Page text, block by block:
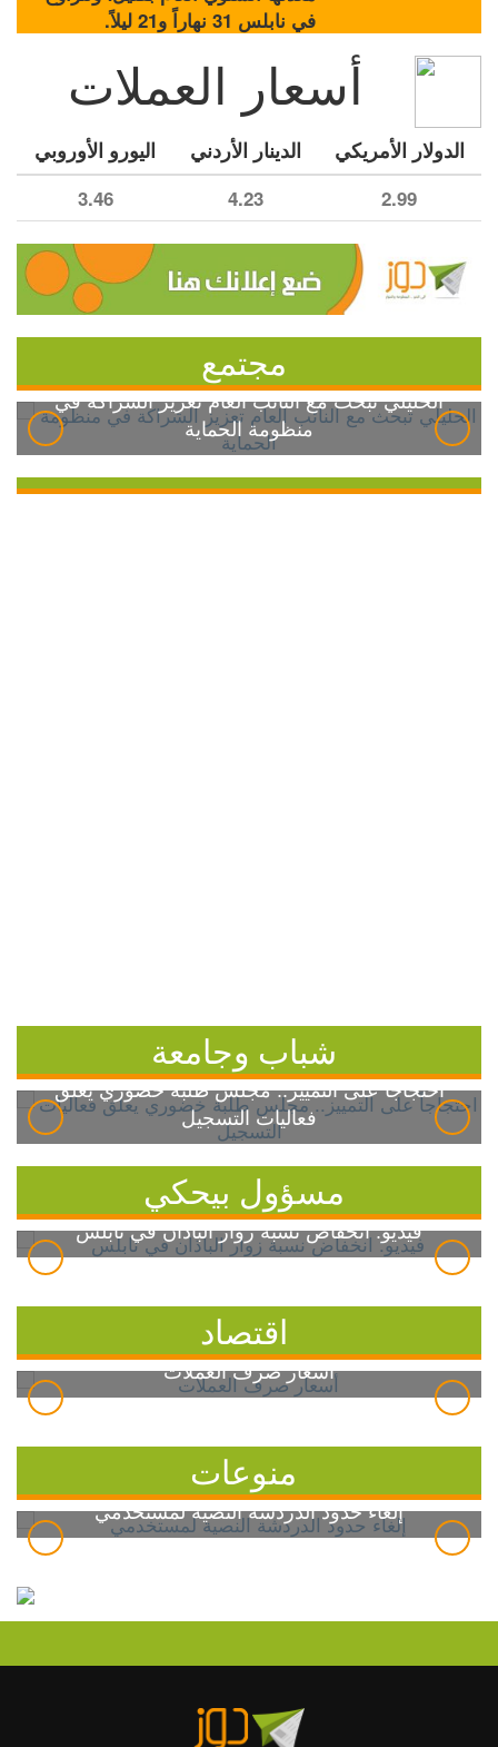
في نابلس 31 نهاراً و21 ليلاً.
أسعار العملات
الدولار الأمريكي الدينار الأردني اليورو الأوروبي
2.99
4.23
3.46
مجتمع
الخليلي تبحث مع النائب العام تعزيز الشراكة في
منظومة الحماية
شباب وجامعة
احتجاجاً على التمييز.. مجلس طلبة خضوري يعلق
فعاليات التسجيل
مسؤول بيحكي
فيديو: انخفاض نسبة زوار الباذان في نابلس
اقتصاد
أسعار صرف العملات
منوعات
إلغاء حدود الدردشة النصية لمستخدمي